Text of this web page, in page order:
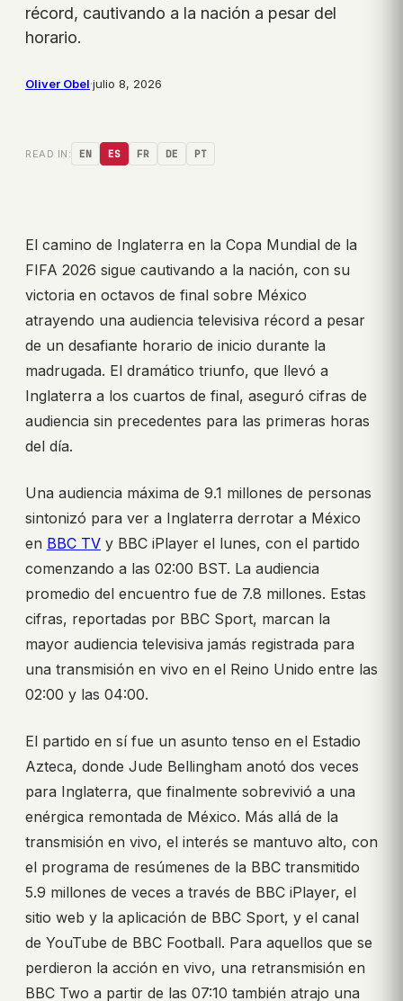
récord, cautivando a la nación a pesar del
horario.
Oliver Obel·julio 8, 2026
READ IN: EN ES FR DE PT
El camino de Inglaterra en la Copa Mundial de la
FIFA 2026 sigue cautivando a la nación, con su
victoria en octavos de final sobre México
atrayendo una audiencia televisiva récord a pesar
de un desafiante horario de inicio durante la
madrugada. El dramático triunfo, que llevó a
Inglaterra a los cuartos de final, aseguró cifras de
audiencia sin precedentes para las primeras horas
del día.
Una audiencia máxima de 9.1 millones de personas
sintonizó para ver a Inglaterra derrotar a México
en BBC TV y BBC iPlayer el lunes, con el partido
comenzando a las 02:00 BST. La audiencia
promedio del encuentro fue de 7.8 millones. Estas
cifras, reportadas por BBC Sport, marcan la
mayor audiencia televisiva jamás registrada para
una transmisión en vivo en el Reino Unido entre las
02:00 y las 04:00.
El partido en sí fue un asunto tenso en el Estadio
Azteca, donde Jude Bellingham anotó dos veces
para Inglaterra, que finalmente sobrevivió a una
enérgica remontada de México. Más allá de la
transmisión en vivo, el interés se mantuvo alto, con
el programa de resúmenes de la BBC transmitido
5.9 millones de veces a través de BBC iPlayer, el
sitio web y la aplicación de BBC Sport, y el canal
de YouTube de BBC Football. Para aquellos que se
perdieron la acción en vivo, una retransmisión en
BBC Two a partir de las 07:10 también atrajo una